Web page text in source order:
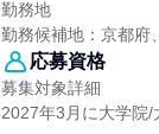
勤務地
勤務候補地：京都府
応募資格
募集対象詳細
2027年3月に大学院